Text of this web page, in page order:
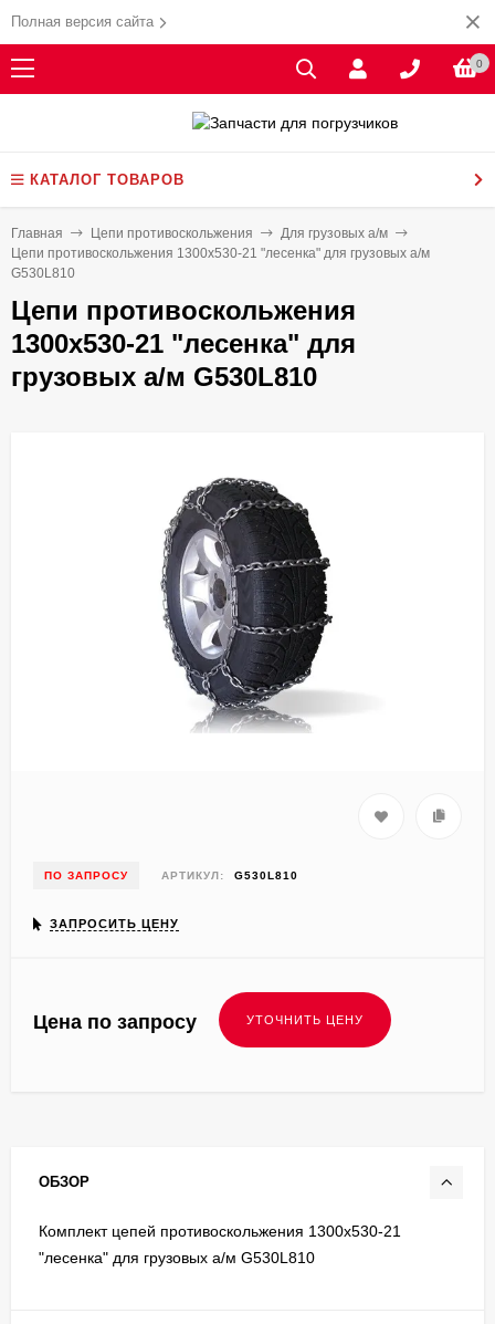
Полная версия сайта
0
КАТАЛОГ ТОВАРОВ
Главная Цепи противоскольжения
Для грузовых а/м
Цепи противоскольжения 1300x530-21 "лесенка" для грузовых а/м
G530L810
Цепи противоскольжения
1300x530-21 "лесенка" для
грузовых а/м G530L810
ПО ЗАПРОСУ АРТИКУЛ: G530L810
ЗАПРОСИТЬ ЦЕНУ
Цена по запросу
ОБЗОР
Комплект цепей противоскольжения 1300x530-21
"лесенка" для грузовых а/м G530L810